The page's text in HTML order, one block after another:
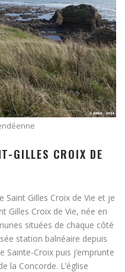
GILLES CROIX DE
Saint Gilles Croix de Vie et je
Gilles Croix de Vie, née en
situées de chaque côté
station balnéaire depuis
Sainte-Croix puis j’emprunte
la Concorde. L’église